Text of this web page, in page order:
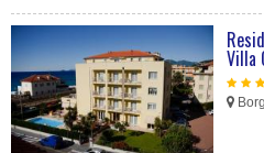
Villa